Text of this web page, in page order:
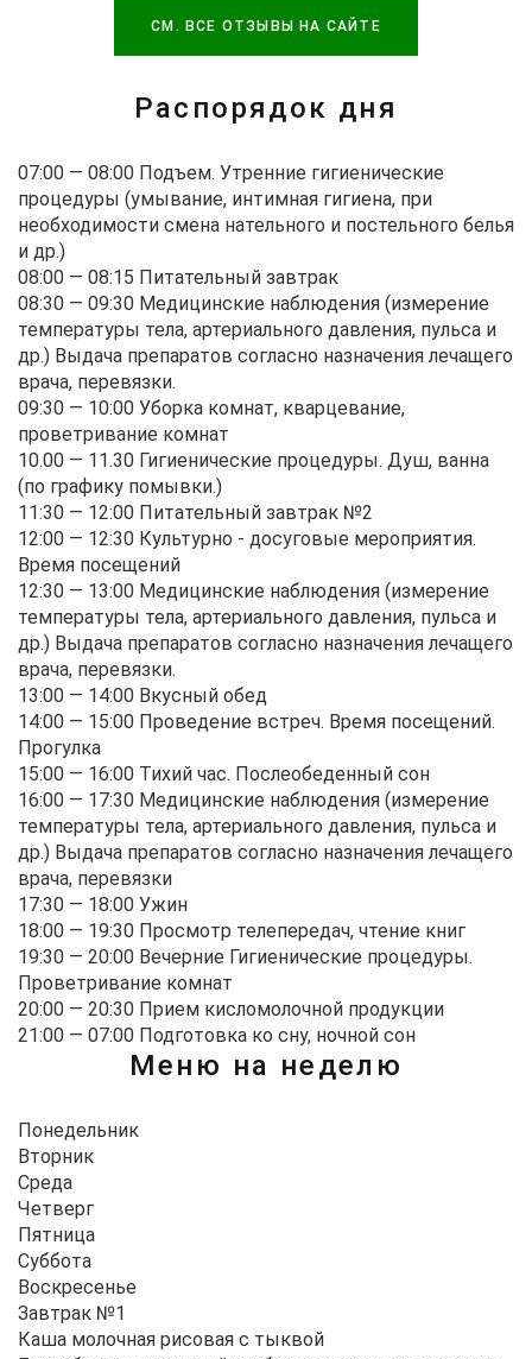
СМ. ВСЕ ОТЗЫВЫ НА САЙТЕ
Распорядок дня
07:00 — 08:00 Подъем. Утренние гигиенические
процедуры (умывание, интимная гигиена, при
необходимости смена нательного и постельного белья
и др.)
08:00 — 08:15 Питательный завтрак
08:30 — 09:30 Медицинские наблюдения (измерение
температуры тела, артериального давления, пульса и
др.) Выдача препаратов согласно назначения лечащего
врача, перевязки.
09:30 — 10:00 Уборка комнат, кварцевание,
проветривание комнат
10.00 — 11.30 Гигиенические процедуры. Душ, ванна
(по графику помывки.)
11:30 — 12:00 Питательный завтрак №2
12:00 — 12:30 Культурно - досуговые мероприятия.
Время посещений
12:30 — 13:00 Медицинские наблюдения (измерение
температуры тела, артериального давления, пульса и
др.) Выдача препаратов согласно назначения лечащего
врача, перевязки.
13:00 — 14:00 Вкусный обед
14:00 — 15:00 Проведение встреч. Время посещений.
Прогулка
15:00 — 16:00 Тихий час. Послеобеденный сон
16:00 — 17:30 Медицинские наблюдения (измерение
температуры тела, артериального давления, пульса и
др.) Выдача препаратов согласно назначения лечащего
врача, перевязки
17:30 — 18:00 Ужин
18:00 — 19:30 Просмотр телепередач, чтение книг
19:30 — 20:00 Вечерние Гигиенические процедуры.
Проветривание комнат
20:00 — 20:30 Прием кисломолочной продукции
21:00 — 07:00 Подготовка ко сну, ночной сон
Меню на неделю
Понедельник
Вторник
Среда
Четверг
Пятница
Суббота
Воскресенье
Завтрак №1
Каша молочная рисовая с тыквой